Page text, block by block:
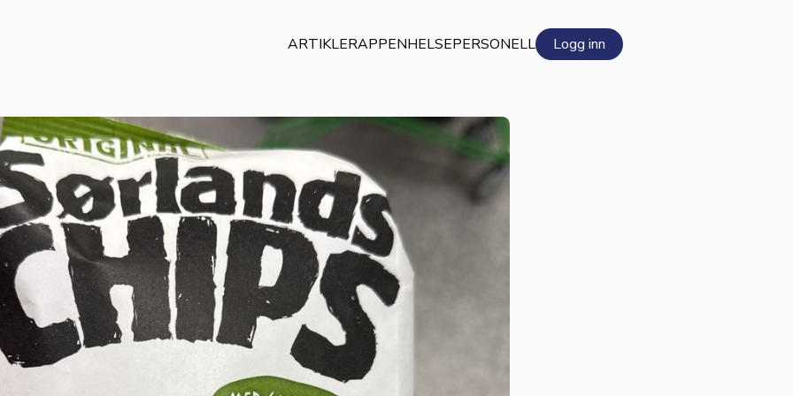
ARTIKLERAPPENHELSEPERSONELL Logg inn